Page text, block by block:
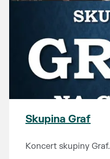
Skupina Graf
Koncert skupiny Graf.